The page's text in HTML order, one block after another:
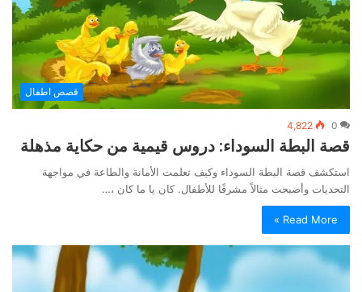
قصص اطفال
0
4,822
قصة البطة السوداء: دروس قيمية من حكاية مذهلة
استكشف قصة البطة السوداء وكيف تعلمت الأمانة والطاعة في مواجهة
التحديات وأصبحت مثالاً مشرفًا للأطفال. كان يا ما كان ،…
Read More »